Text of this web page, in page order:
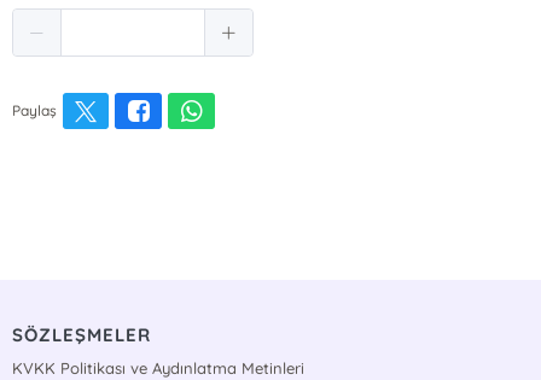
Paylaş
SÖZLEŞMELER
KVKK Politikası ve Aydınlatma Metinleri